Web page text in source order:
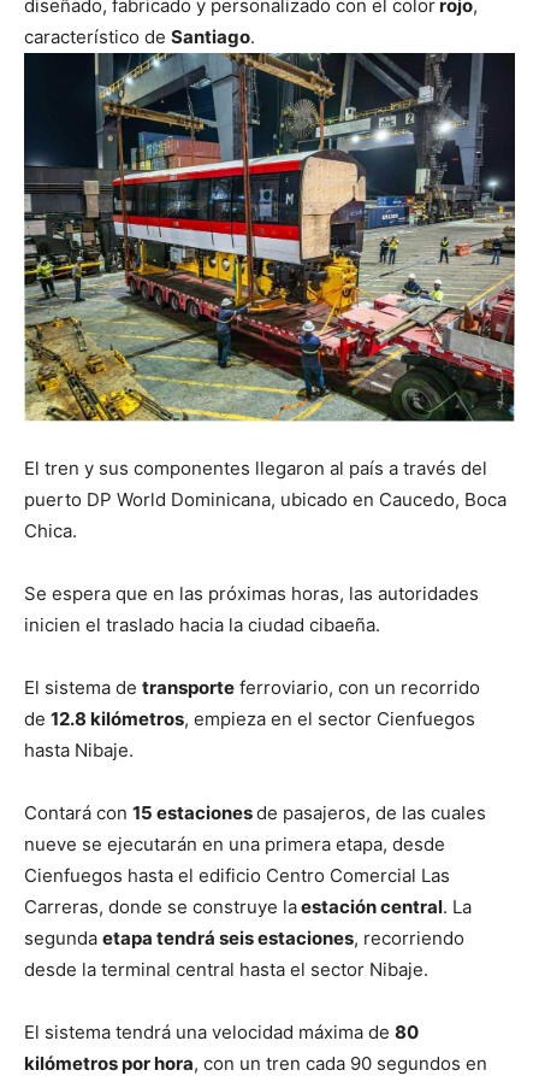
diseñado, fabricado y personalizado con el colorrojo,
característico de Santiago.
El tren y sus componentes llegaron al país a través del
puerto DP World Dominicana, ubicado en Caucedo, Boca
Chica.
Se espera que en las próximas horas, las autoridades
inicien el traslado hacia la ciudad cibaeña.
El sistema de transporte ferroviario, con un recorrido
de 12.8 kilómetros, empieza en el sector Cienfuegos
hasta Nibaje.
Contará con 15 estacionesde pasajeros, de las cuales
nueve se ejecutarán en una primera etapa, desde
Cienfuegos hasta el edificio Centro Comercial Las
Carreras, donde se construye laestación central. La
segunda etapa tendrá seis estaciones, recorriendo
desde la terminal central hasta el sector Nibaje.
El sistema tendrá una velocidad máxima de 80
kilómetros por hora, con un tren cada 90 segundos en